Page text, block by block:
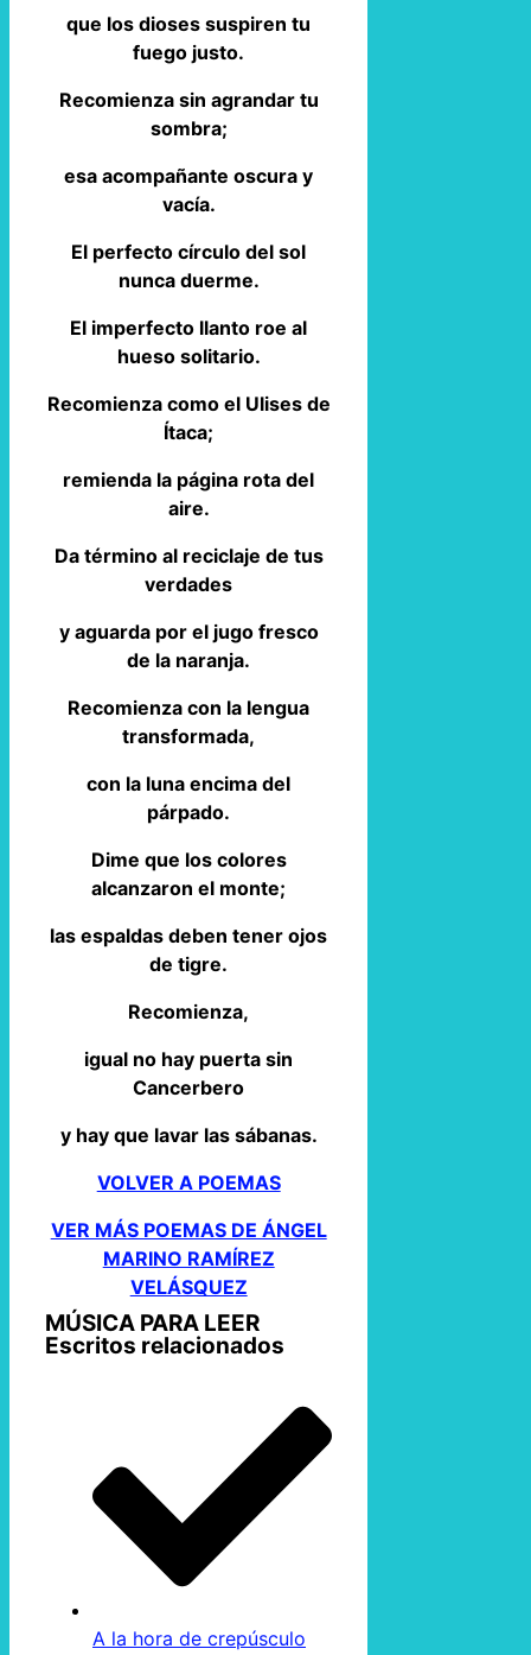
que los dioses suspiren tu
fuego justo.
Recomienza sin agrandar tu
sombra;
esa acompañante oscura y
vacía.
El perfecto círculo del sol
nunca duerme.
El imperfecto llanto roe al
hueso solitario.
Recomienza como el Ulises de
Ítaca;
remienda la página rota del
aire.
Da término al reciclaje de tus
verdades
y aguarda por el jugo fresco
de la naranja.
Recomienza con la lengua
transformada,
con la luna encima del
párpado.
Dime que los colores
alcanzaron el monte;
las espaldas deben tener ojos
de tigre.
Recomienza,
igual no hay puerta sin
Cancerbero
y hay que lavar las sábanas.
VOLVER A POEMAS
VER MÁS POEMAS DE ÁNGEL
MARINO RAMÍREZ
VELÁSQUEZ
MÚSICA PARA LEER
Escritos relacionados
A la hora de crepúsculo